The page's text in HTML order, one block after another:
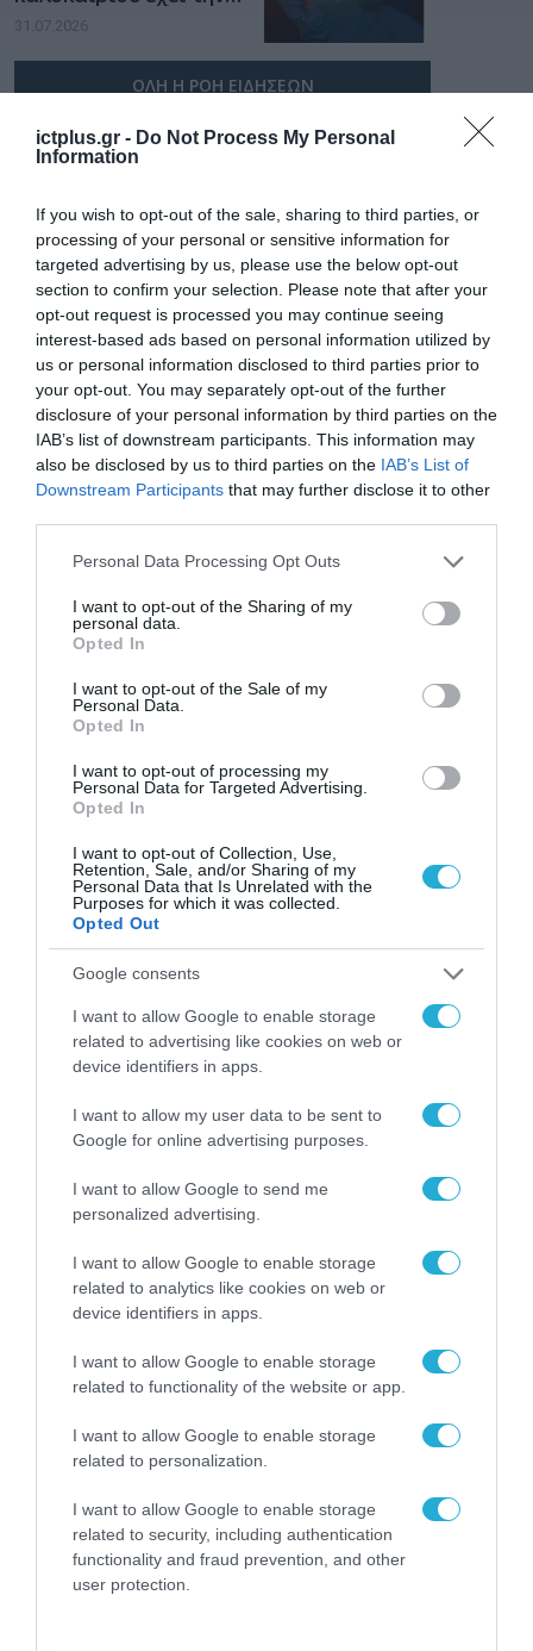
ictplus.gr - Do Not Process My Personal
Information
If you wish to opt-out of the sale, sharing to third parties, or
processing of your personal or sensitive information for
targeted advertising by us, please use the below opt-out
section to confirm your selection. Please note that after your
opt-out request is processed you may continue seeing
interest-based ads based on personal information utilized by
us or personal information disclosed to third parties prior to
your opt-out. You may separately opt-out of the further
disclosure of your personal information by third parties on the
IAB’s list of downstream participants. This information may
also be disclosed by us to third parties on the IAB’s List of
Downstream Participants that may further disclose it to other
Please note that this website/app uses one or more Google
not limited to your visit or usage behaviour. You may click to
grant or deny consent to Google and its third-party tags to
use your data for below specified purposes in below Google
consent section.
Personal Data Processing Opt Outs
I want to opt-out of the Sharing of my
personal data.
Opted In
I want to opt-out of the Sale of my
Personal Data.
Opted In
I want to opt-out of processing my
Personal Data for Targeted Advertising.
Opted In
I want to opt-out of Collection, Use,
Retention, Sale, and/or Sharing of my
Personal Data that Is Unrelated with the
Purposes for which it was collected.
Opted Out
Google consents
I want to allow Google to enable storage
related to advertising like cookies on web or
device identifiers in apps.
I want to allow my user data to be sent to
Google for online advertising purposes.
I want to allow Google to send me
personalized advertising.
I want to allow Google to enable storage
related to analytics like cookies on web or
device identifiers in apps.
I want to allow Google to enable storage
related to functionality of the website or app.
I want to allow Google to enable storage
related to personalization.
I want to allow Google to enable storage
related to security, including authentication
functionality and fraud prevention, and other
user protection.
υπογραφή της Xiaomi
31.07.2026
ΟΛΗ Η ΡΟΗ ΕΙΔΗΣΕΩΝ
ΔΙΑΣΤΗΜΑ
ΨΗΦΙΑΚΗ ΣΤΡΑΤΗΓΙΚΗ
Το Υπουργείο Ψηφιακής Διακυβέρνησης
και Τεχνητής Νοημοσύνης παρουσιάζει
για πρώτη φορά τους βασικούς άξονες του
νέου Εθνικού Διαστημικού Προγράμματος
31.07.2026
ΔΙΑΣΤΗΜΑ
Οι τρεις νανοδορυφόροι ERMIS του ΕΚΠΑ
καταχωρίστηκαν στο Εθνικό Μητρώο
Διαστημικών Αντικειμένων
24.07.2026